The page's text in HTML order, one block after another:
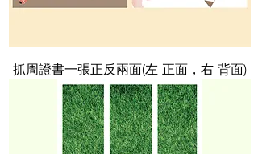
抓周證書一張正反兩面(左-正面，右-背面)